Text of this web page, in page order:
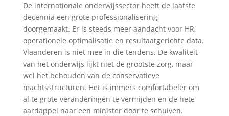
De internationale onderwijssector heeft de laatste
decennia een grote professionalisering
doorgemaakt. Er is steeds meer aandacht voor HR,
operationele optimalisatie en resultaatgerichte data.
Vlaanderen is niet mee in die tendens. De kwaliteit
van het onderwijs lijkt niet de grootste zorg, maar
wel het behouden van de conservatieve
machtsstructuren. Het is immers comfortabeler om
al te grote veranderingen te vermijden en de hete
aardappel naar een minister door te schuiven.